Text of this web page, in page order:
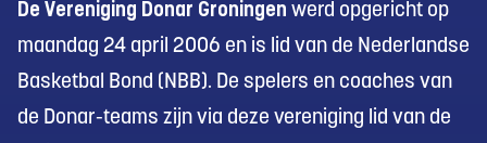
De Vereniging Donar Groningen werd opgericht op
maandag 24 april 2006 en is lid van de Nederlandse
Basketbal Bond (NBB). De spelers en coaches van
de Donar-teams zijn via deze vereniging lid van de